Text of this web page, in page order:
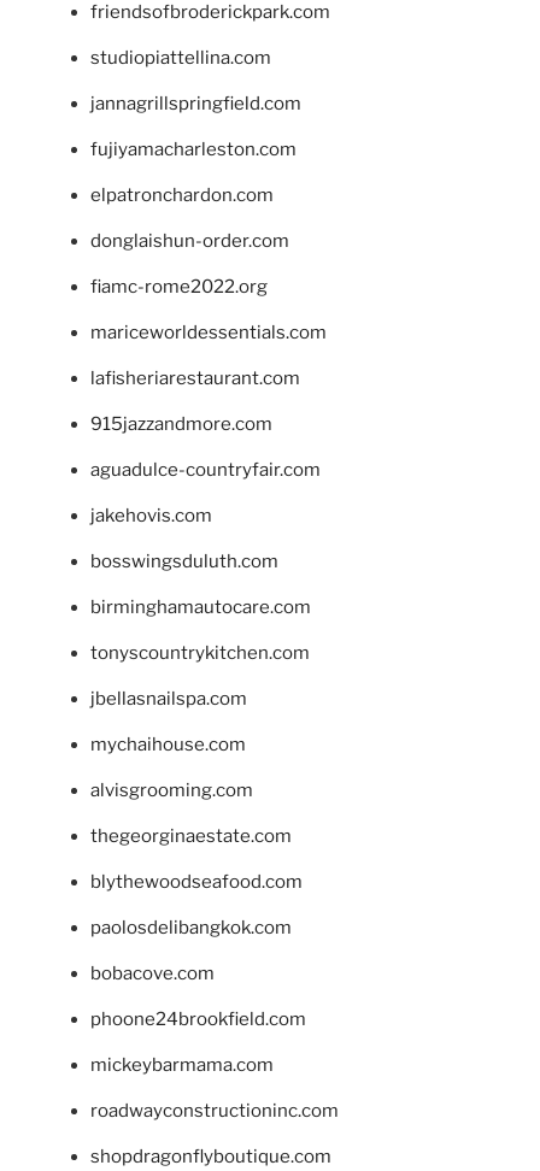
friendsofbroderickpark.com
studiopiattellina.com
jannagrillspringfield.com
fujiyamacharleston.com
elpatronchardon.com
donglaishun-order.com
fiamc-rome2022.org
mariceworldessentials.com
lafisheriarestaurant.com
915jazzandmore.com
aguadulce-countryfair.com
jakehovis.com
bosswingsduluth.com
birminghamautocare.com
tonyscountrykitchen.com
jbellasnailspa.com
mychaihouse.com
alvisgrooming.com
thegeorginaestate.com
blythewoodseafood.com
paolosdelibangkok.com
bobacove.com
phoone24brookfield.com
mickeybarmama.com
roadwayconstructioninc.com
shopdragonflyboutique.com